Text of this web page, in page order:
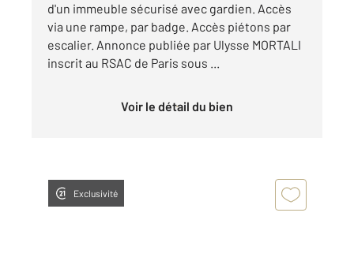
d'un immeuble sécurisé avec gardien. Accès
via une rampe, par badge. Accès piétons par
escalier. Annonce publiée par Ulysse MORTALI
inscrit au RSAC de Paris sous ...
Voir le détail du bien
Exclusivité